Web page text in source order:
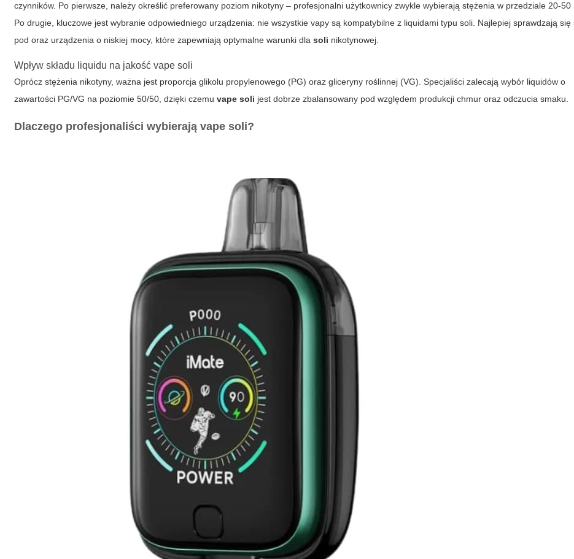
czynników. Po pierwsze, należy określić preferowany poziom nikotyny – profesjonalni użytkownicy zwykle wybierają stężenia w przedziale 20-50
Po drugie, kluczowe jest wybranie odpowiedniego urządzenia: nie wszystkie vapy są kompatybilne z liquidami typu soli. Najlepiej sprawdzają się
pod oraz urządzenia o niskiej mocy, które zapewniają optymalne warunki dlasoli nikotynowej.
Wpływ składu liquidu na jakość vape soli
Oprócz stężenia nikotyny, ważna jest proporcja glikolu propylenowego (PG) oraz gliceryny roślinnej (VG). Specjaliści zalecają wybór liquidów o
zawartości PG/VG na poziomie 50/50, dzięki czemuvape soli jest dobrze zbalansowany pod względem produkcji chmur oraz odczucia smaku.
Dlaczego profesjonaliści wybierają vape soli?